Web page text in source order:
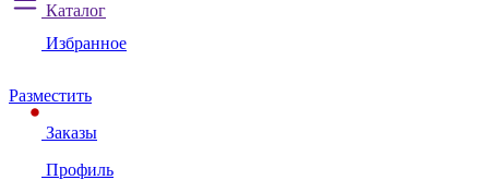
Каталог
Избранное
Разместить
Заказы
Профиль